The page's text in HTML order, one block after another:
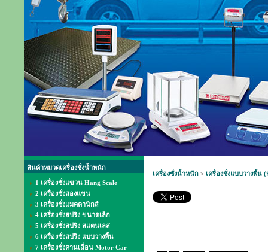
สินค้าหมวดเครื่องชั่งน้ำหนัก
1 เครื่องชั่งแขวน Hang Scale
2 เครื่องชั่งสองแขน
3 เครื่องชั่งแมคคานิกส์
4 เครื่องชั่งสปริง ขนาดเล็ก
5 เครื่องชั่งสปริง สแตนเลส
6 เครื่องชั่งสปริง แบบวางพื้น
7 เครื่องชั่งคานเลื่อน Motor Car
เครื่องชั่งน้ำหนัก > เครื่องชั่งแบบวางพื้น